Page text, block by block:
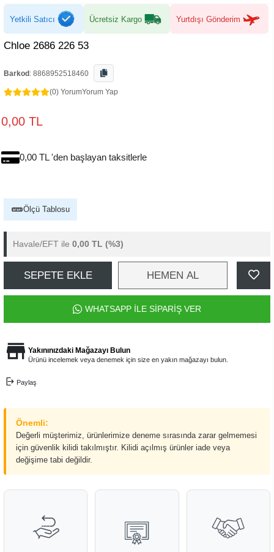
Yetkili Satıcı Ücretsiz Kargo Yurtdışı Gönderim
Chloe 2686 226 53
Barkod : 8868952518460
(0) YorumYorum Yap
0,00 TL
0,00 TL 'den başlayan taksitlerle
Ölçü Tablosu
Havale/EFT ile 0,00 TL (%3)
SEPETE EKLE HEMEN AL
WHATSAPP İLE SİPARİŞ VER
Yakınınızdaki Mağazayı Bulun
Ürünü incelemek veya denemek için size en yakın mağazayı bulun.
Paylaş
Önemli:
Değerli müşterimiz, ürünlerimize deneme sırasında zarar gelmemesi
için güvenlik kilidi takılmıştır. Kilidi açılmış ürünler iade veya
değişime tabi değildir.